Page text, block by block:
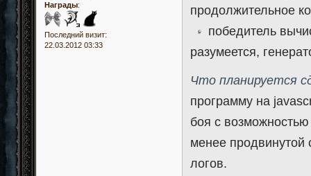
Награды:
Последний визит:
22.03.2012 03:33
продолжительное
победитель
разумеется,
Что планируется
программу на
боя с
менее продвинутой
логов.